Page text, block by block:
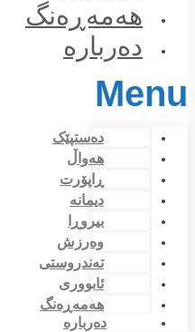
هەمەڕەنگ
دەربارە
Menu
دەستپێک
هەواڵ
ڕاپۆرت
دیمانە
بیروڕا
وەرزش
تەندروستی
ئابووری
هەمەڕەنگ
دەربارە